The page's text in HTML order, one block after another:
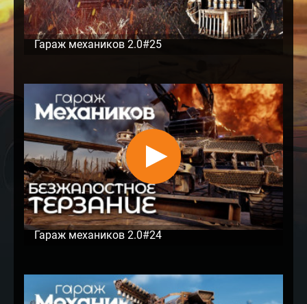
Гараж механиков 2.0#25
Гараж механиков 2.0#24